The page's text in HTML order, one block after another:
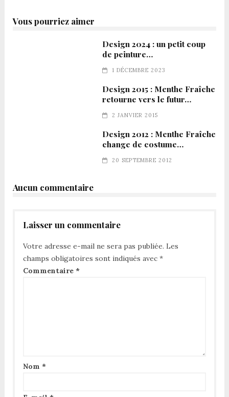
Vous pourriez aimer
Design 2024 : un petit coup
de peinture…
1 DÉCEMBRE 2023
Design 2015 : Menthe Fraîche
retourne vers le futur…
2 JANVIER 2015
Design 2012 : Menthe Fraîche
change de costume…
20 SEPTEMBRE 2012
Aucun commentaire
Laisser un commentaire
Votre adresse e-mail ne sera pas publiée. Les
champs obligatoires sont indiqués avec *
Commentaire *
Nom *